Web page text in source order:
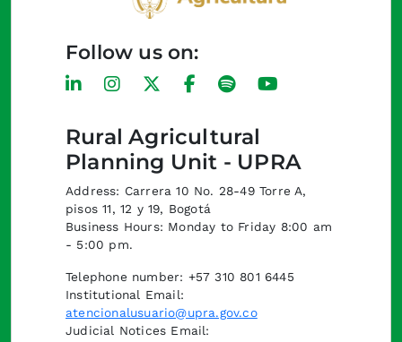
Rural Agricultural
Planning Unit - UPRA
Address: Carrera 10 No. 28-49 Torre A,
pisos 11, 12 y 19, Bogotá
Business Hours: Monday to Friday 8:00 am
- 5:00 pm.
Telephone number: +57 310 801 6445
Institutional Email:
atencionalusuario@upra.gov.co
Judicial Notices Email:
Follow us on: